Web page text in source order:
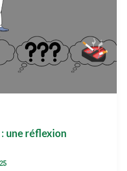
une réflexion